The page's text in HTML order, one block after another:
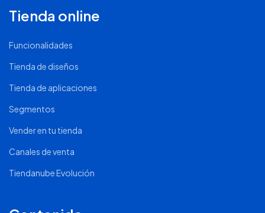
Tienda online
Funcionalidades
Tienda de diseños
Tienda de aplicaciones
Segmentos
Vender en tu tienda
Canales de venta
Tiendanube Evolución